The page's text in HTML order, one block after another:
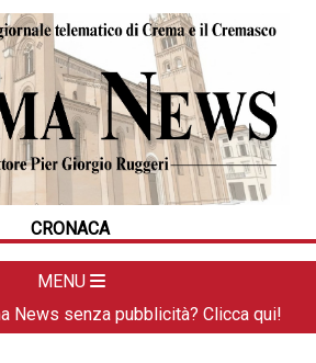
CRONACA
MENU
HOME
CRONACA
POLITICA
LA FOTO
DAL TERRITORIO
APPUNTAMENTI
News senza pubblicità? Clicca qui!